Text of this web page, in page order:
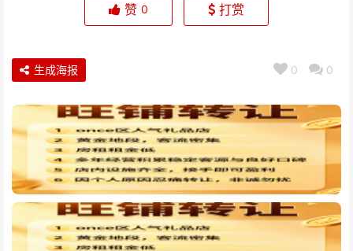
赞 0 打赏
0 0
生成海报